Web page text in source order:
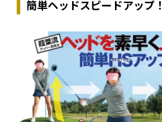
簡単ヘッドスピードアップ！